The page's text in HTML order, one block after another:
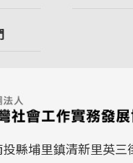
投縣埔里鎮清新里英三